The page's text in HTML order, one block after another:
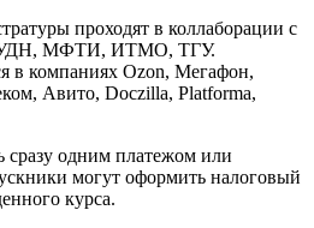
проходят в коллаборации с
МФТИ, ИТМО, ТГУ.
в компаниях Ozon, Мегафон,
Авито, Doczilla, Platforma,
одним платежом или
могут оформить налоговый
курса.